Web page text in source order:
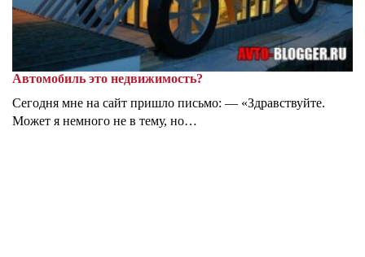
Автомобиль это недвижимость?
Сегодня мне на сайт пришло письмо: — «Здравствуйте.
Может я немного не в тему, но…